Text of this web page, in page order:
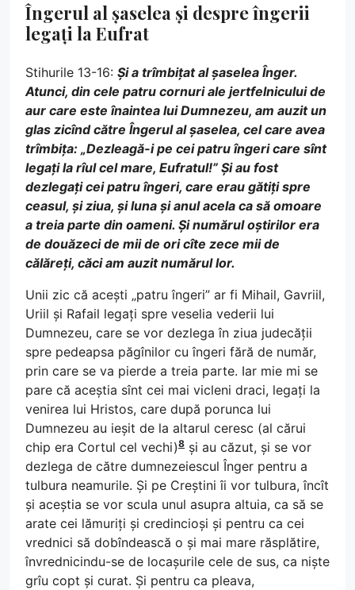
Îngerul al șaselea și despre îngerii
legați la Eufrat
Stihurile 13-16: Și a trîmbițat al șaselea Înger.
Atunci, din cele patru cornuri ale jertfelnicului de
aur care este înaintea lui Dumnezeu, am auzit un
glas zicînd către Îngerul al șaselea, cel care avea
trîmbița: „Dezleagă-i pe cei patru îngeri care sînt
legați la rîul cel mare, Eufratul!” Și au fost
dezlegați cei patru îngeri, care erau gătiți spre
ceasul, și ziua, și luna și anul acela ca să omoare
a treia parte din oameni. Și numărul oștirilor era
de douăzeci de mii de ori cîte zece mii de
călăreți, căci am auzit numărul lor.
Unii zic că acești „patru îngeri” ar fi Mihail, Gavriil,
Uriil și Rafail legați spre veselia vederii lui
Dumnezeu, care se vor dezlega în ziua judecății
spre pedeapsa păgînilor cu îngeri fără de număr,
prin care se va pierde a treia parte. Iar mie mi se
pare că aceștia sînt cei mai vicleni draci, legați la
venirea lui Hristos, care după porunca lui
Dumnezeu au ieșit de la altarul ceresc (al cărui
chip era Cortul cel vechi)8 și au căzut, și se vor
dezlega de către dumnezeiescul Înger pentru a
tulbura neamurile. Și pe Creștini îi vor tulbura, încît
și aceștia se vor scula unul asupra altuia, ca să se
arate cei lămuriți și credincioși și pentru ca cei
vrednici să dobîndească o și mai mare răsplătire,
învrednicindu-se de locașurile cele de sus, ca niște
grîu copt și curat. Și pentru ca pleava,